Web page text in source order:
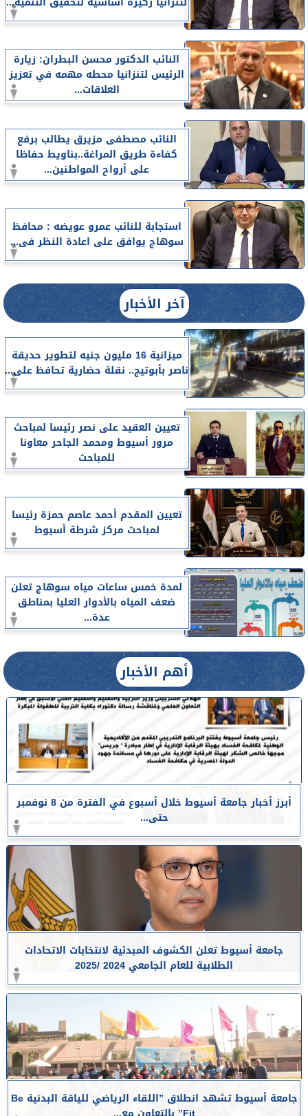
النائب الدكتور محسن البطران: زيارة
الرئيس لتنزانيا محطه مهمه في تعزيز
العلاقات...
النائب مصطفى مزيرق يطالب برفع
كفاءة طريق المراغة..بناويط حفاظا
على أرواح المواطنين...
استجابة للنائب عمرو عويضه : محافظ
سوهاج يوافق على اعادة النظر فى...
آخر الأخبار
ميزانية 16 مليون جنيه لتطوير حديقة
ناصر بأبوتيج.. نقلة حضارية تحافظ على...
تعيين العقيد على نصر رئيسا لمباحث
مرور أسيوط ومحمد الجاحر معاونا
للمباحث
تعيين المقدم أحمد عاصم حمزة رئيسا
لمباحث مركز شرطة أسيوط
لمدة خمس ساعات مياه سوهاج تعلن
ضعف المياه بالأدوار العليا بمناطق
عدة...
أهم الأخبار
أبرز أخبار جامعة أسيوط خلال أسبوع في الفترة من 8 نوفمبر
حتى...
جامعة أسيوط تعلن الكشوف المبدئية لانتخابات الاتحادات
الطلابية للعام الجامعي 2024 /2025
جامعة أسيوط تشهد انطلاق ”اللقاء الرياضي للياقة البدنية Be